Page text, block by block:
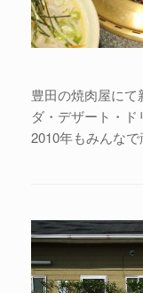
豊田の焼肉屋に
ダ・デザート・ド
2010年もみんなで